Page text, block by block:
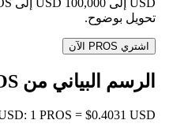
تحويل بوضوح.
اشتري PROS الآن
الرسم البياني من PROS إلى USD
: 1 PROS = $0.4031 USD